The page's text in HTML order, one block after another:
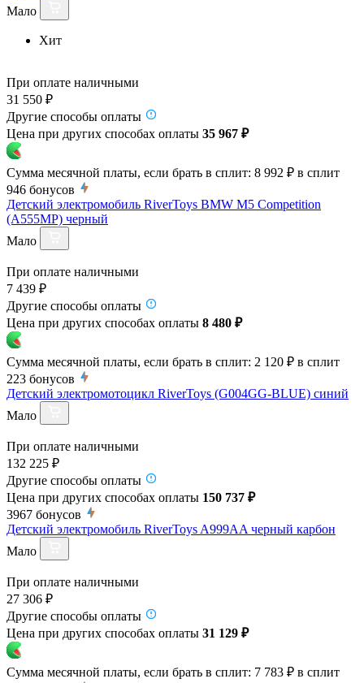
Мало
Хит
При оплате наличными
31 550 ₽
Другие способы оплаты
Цена при других способах оплаты 35 967 ₽
Сумма месячной платы, если брать в сплит: 8 992 ₽ в сплит
946 бонусов
Детский электромобиль RiverToys BMW M5 Competition
(A555MP) черный
Мало
При оплате наличными
7 439 ₽
Другие способы оплаты
Цена при других способах оплаты 8 480 ₽
Сумма месячной платы, если брать в сплит: 2 120 ₽ в сплит
223 бонусов
Детский электромотоцикл RiverToys (G004GG-BLUE) синий
Мало
При оплате наличными
132 225 ₽
Другие способы оплаты
Цена при других способах оплаты 150 737 ₽
3967 бонусов
Детский электромобиль RiverToys A999AA черный карбон
Мало
При оплате наличными
27 306 ₽
Другие способы оплаты
Цена при других способах оплаты 31 129 ₽
Сумма месячной платы, если брать в сплит: 7 783 ₽ в сплит